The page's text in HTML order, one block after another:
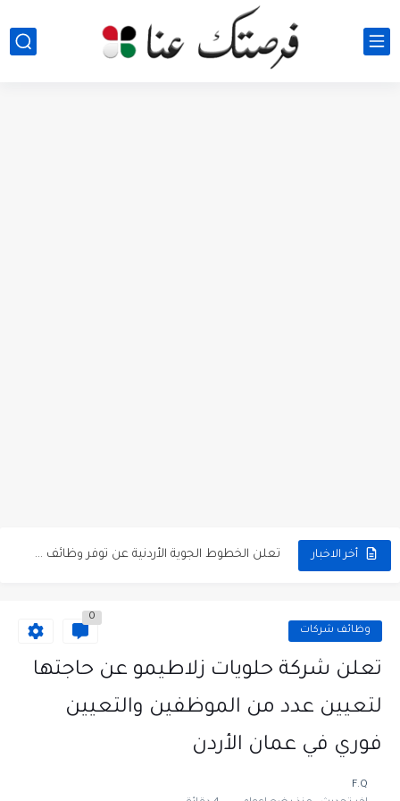
أخر الاخبار تعلن الخطوط الجوية الأردنية عن توفر وظائف شاغرة لمضيفي طيران
مطلوب عامل نظافة عدد 2 بدوام كامل او جزئي في...
مسؤول مبيعات وتسويق المستلزمات الطبية
وظائف شركات
0
تعلن شركة حلويات زلاطيمو عن حاجتها
لتعيين عدد من الموظفين والتعيين
فوري في عمان الأردن
F.Q